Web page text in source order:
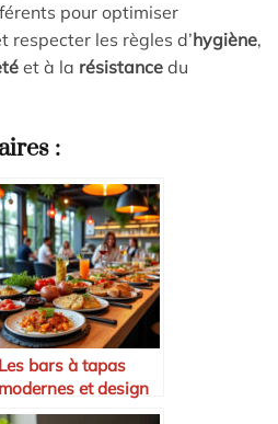
pour optimiser
respecter les règles d’hygiène,
et à la résistance du
:
Les bars à tapas
modernes et design